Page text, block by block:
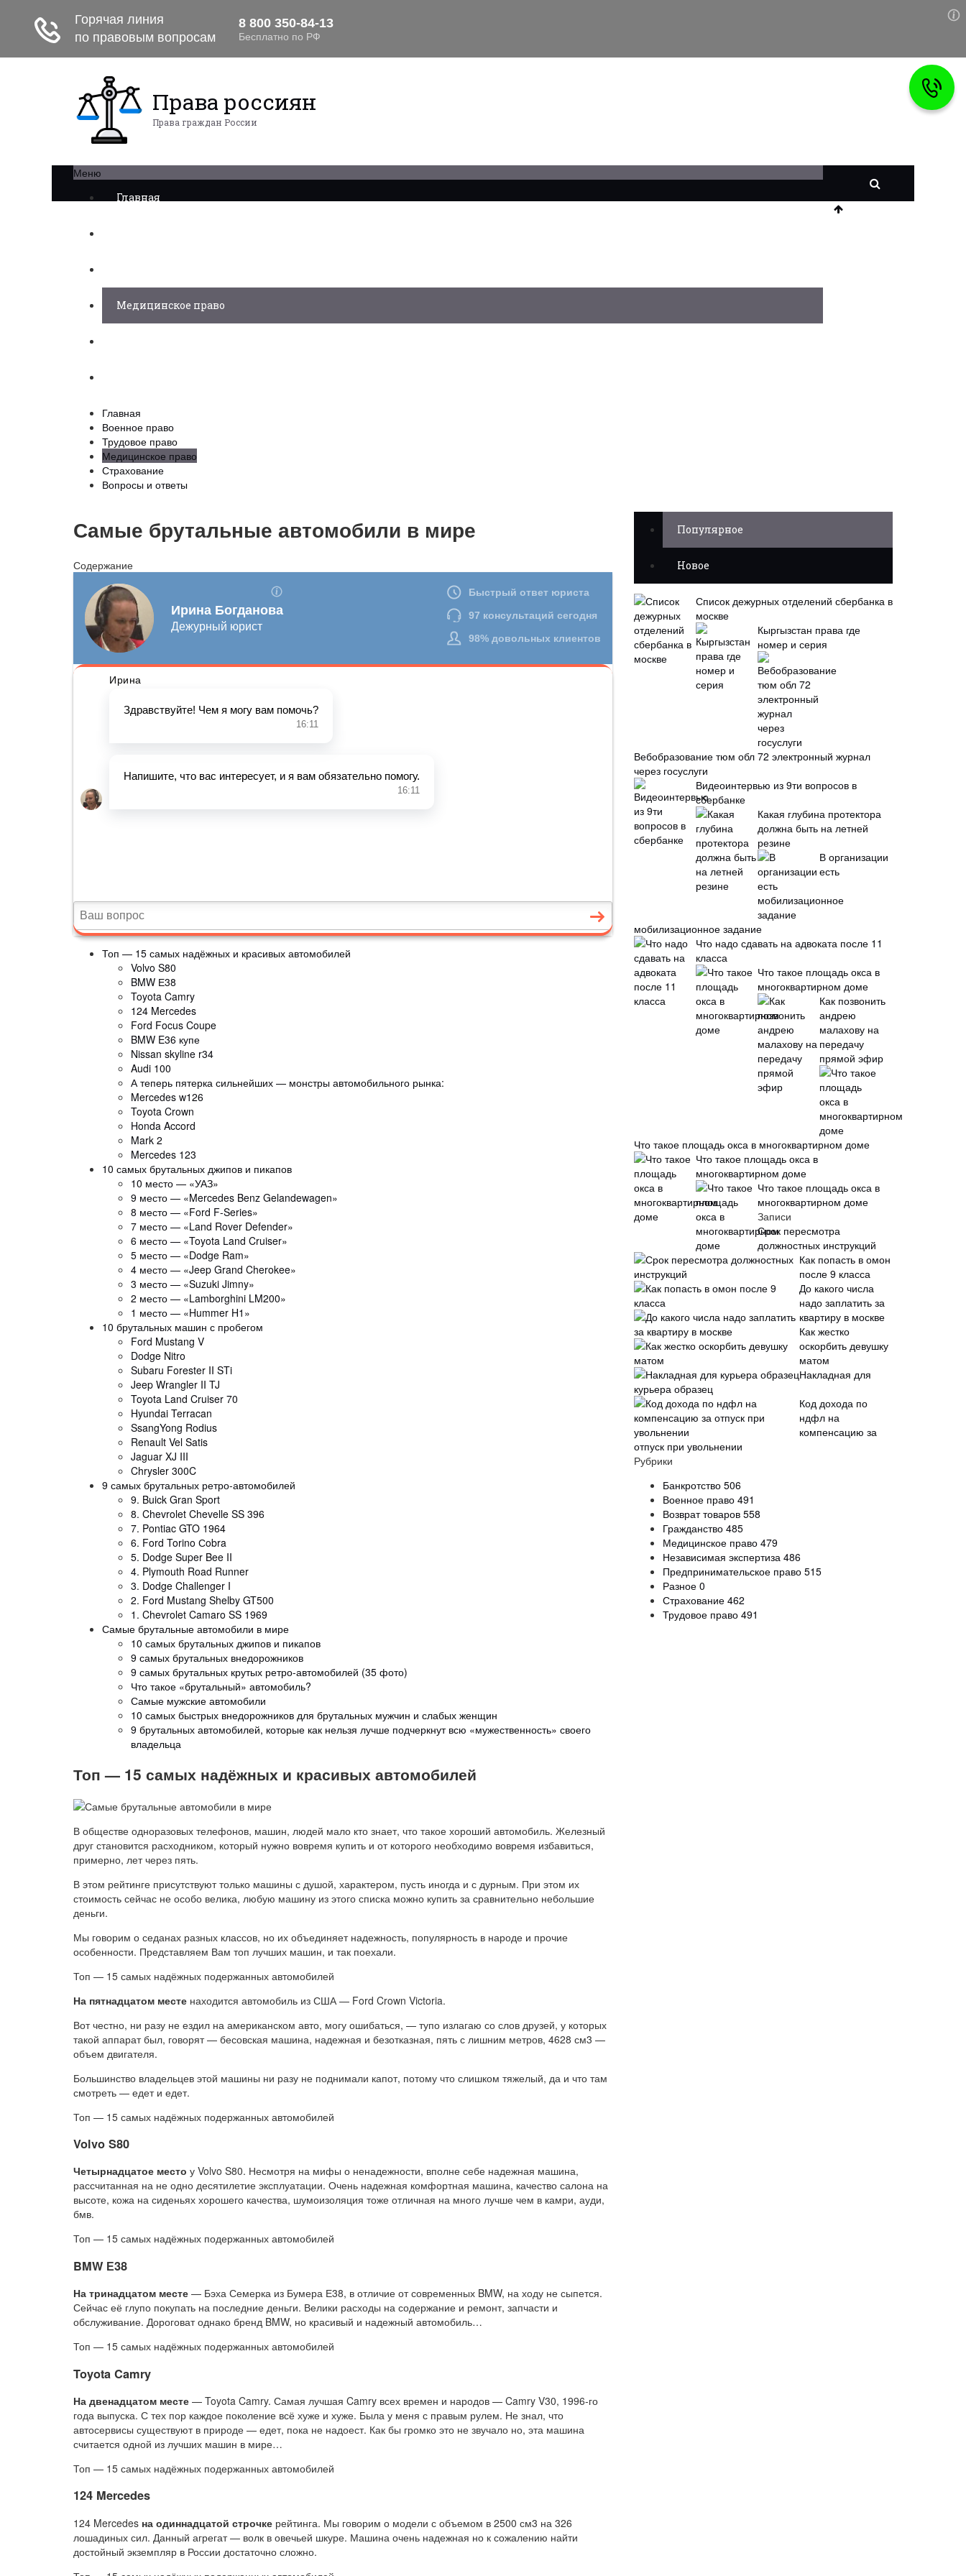
Права россиян
Права граждан России
Меню
Главная
Медицинское право
Главная
Военное право
Трудовое право
Медицинское право
Страхование
Вопросы и ответы
Самые брутальные автомобили в мире
Содержание
Топ — 15 самых надёжных и красивых автомобилей
Volvo S80
BMW Е38
Toyota Camry
124 Mercedes
Ford Focus Coupe
BMW E36 купе
Nissan skyline r34
Audi 100
А теперь пятерка сильнейших — монстры автомобильного рынка:
Mercedes w126
Toyota Crown
Honda Accord
Mark 2
Mercedes 123
10 самых брутальных джипов и пикапов
10 место — «УАЗ»
9 место — «Mercedes Benz Gelandewagen»
8 место — «Ford F-Series»
7 место — «Land Rover Defender»
6 место — «Toyota Land Cruiser»
5 место — «Dodge Ram»
4 место — «Jeep Grand Cherokee»
3 место — «Suzuki Jimny»
2 место — «Lamborghini LM200»
1 место — «Hummer H1»
10 брутальных машин с пробегом
Ford Mustang V
Dodge Nitro
Subaru Forester II STi
Jeep Wrangler II TJ
Toyota Land Cruiser 70
Hyundai Terracan
SsangYong Rodius
Renault Vel Satis
Jaguar XJ III
Chrysler 300C
9 самых брутальных ретро-автомобилей
9. Buick Gran Sport
8. Chevrolet Chevelle SS 396
7. Pontiac GTO 1964
6. Ford Torino Сobra
5. Dodge Super Bee II
4. Plymouth Road Runner
3. Dodge Challenger I
2. Ford Mustang Shelby GT500
1. Chevrolet Camaro SS 1969
Самые брутальные автомобили в мире
10 самых брутальных джипов и пикапов
9 самых брутальных внедорожников
9 самых брутальных крутых ретро-автомобилей (35 фото)
Что такое «брутальный» автомобиль?
Самые мужские автомобили
10 самых быстрых внедорожников для брутальных мужчин и слабых женщин
9 брутальных автомобилей, которые как нельзя лучше подчеркнут всю «мужественность» своего
владельца
Топ — 15 самых надёжных и красивых автомобилей
В обществе одноразовых телефонов, машин, людей мало кто знает, что такое хороший автомобиль. Железный
друг становится расходником, который нужно вовремя купить и от которого необходимо вовремя избавиться,
примерно, лет через пять.
В этом рейтинге присутствуют только машины с душой, характером, пусть иногда и с дурным. При этом их
стоимость сейчас не особо велика, любую машину из этого списка можно купить за сравнительно небольшие
деньги.
Мы говорим о седанах разных классов, но их объединяет надежность, популярность в народе и прочие
особенности. Представляем Вам топ лучших машин, и так поехали.
Топ — 15 самых надёжных подержанных автомобилей
На пятнадцатом месте находится автомобиль из США — Ford Crown Victoria.
Вот честно, ни разу не ездил на американском авто, могу ошибаться, — тупо излагаю со слов друзей, у которых
такой аппарат был, говорят — бесовская машина, надежная и безотказная, пять с лишним метров, 4628 см3 —
объем двигателя.
Большинство владельцев этой машины ни разу не поднимали капот, потому что слишком тяжелый, да и что там
смотреть — едет и едет.
Топ — 15 самых надёжных подержанных автомобилей
Volvo S80
Четырнадцатое место у Volvo S80. Несмотря на мифы о ненадежности, вполне себе надежная машина,
рассчитанная на не одно десятилетие эксплуатации. Очень надежная комфортная машина, качество салона на
высоте, кожа на сиденьях хорошего качества, шумоизоляция тоже отличная на много лучше чем в камри, ауди,
бмв.
Топ — 15 самых надёжных подержанных автомобилей
BMW Е38
На тринадцатом месте — Бэха Семерка из Бумера Е38, в отличие от современных BMW, на ходу не сыпется.
Сейчас её глупо покупать на последние деньги. Велики расходы на содержание и ремонт, запчасти и
обслуживание. Дороговат однако бренд BMW, но красивый и надежный автомобиль…
Топ — 15 самых надёжных подержанных автомобилей
Toyota Camry
На двенадцатом месте — Toyota Camry. Самая лучшая Camry всех времен и народов — Camry V30, 1996-го
года выпуска. С тех пор каждое поколение всё хуже и хуже. Была у меня с правым рулем. Не знал, что
автосервисы существуют в природе — едет, пока не надоест. Как бы громко это не звучало но, эта машина
считается одной из лучших машин в мире…
Топ — 15 самых надёжных подержанных автомобилей
124 Mercedes
124 Mercedes на одиннадцатой строчке рейтинга. Мы говорим о модели с объемом в 2500 см3 на 326
лошадиных сил. Данный агрегат — волк в овечьей шкуре. Машина очень надежная но к сожалению найти
достойный экземпляр в России достаточно сложно.
Популярное
Новое
Список дежурных отделений сбербанка в
москве
Кыргызстан права где
номер и серия
Вебобразование тюм обл 72 электронный журнал
через госуслуги
Видеоинтервью из 9ти вопросов в
сбербанке
Какая глубина протектора
должна быть на летней
резине
В организации
есть
мобилизационное задание
Что надо сдавать на адвоката после 11
класса
Что такое площадь окса в
многоквартирном доме
Как позвонить
андрею
малахову на
передачу
прямой эфир
Что такое площадь окса в многоквартирном доме
Что такое площадь окса в
многоквартирном доме
Что такое площадь окса в
многоквартирном доме
Записи
Срок пересмотра
должностных инструкций
Как попасть в омон
после 9 класса
До какого числа
надо заплатить за
квартиру в москве
Как жестко
оскорбить девушку
матом
Накладная для
курьера образец
Код дохода по
ндфл на
компенсацию за
отпуск при увольнении
Рубрики
Банкротство 506
Военное право 491
Возврат товаров 558
Гражданство 485
Медицинское право 479
Независимая экспертиза 486
Предпринимательское право 515
Разное 0
Страхование 462
Трудовое право 491